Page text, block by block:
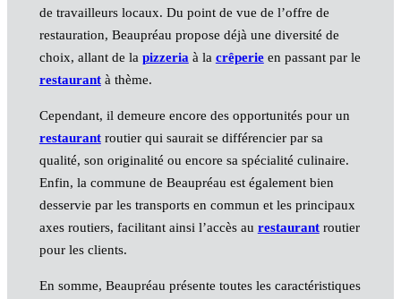
de travailleurs locaux. Du point de vue de l’offre de
restauration, Beaupréau propose déjà une diversité de
choix, allant de la pizzeria à la crêperieen passant par le
restaurantà thème.
Cependant, il demeure encore des opportunités pour un
restaurantroutier qui saurait se différencier par sa
qualité, son originalité ou encore sa spécialité culinaire.
Enfin, la commune de Beaupréau est également bien
desservie par les transports en commun et les principaux
axes routiers, facilitant ainsi l’accès au restaurantroutier
pour les clients.
En somme, Beaupréau présente toutes les caractéristiques